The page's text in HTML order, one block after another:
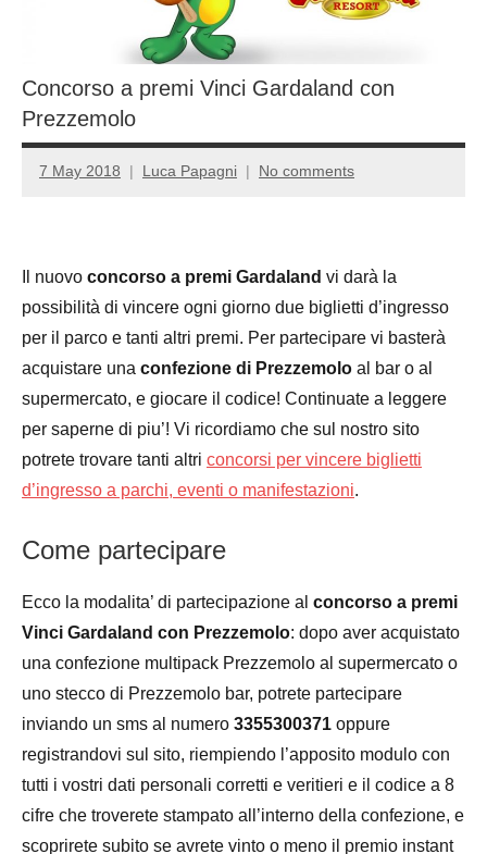
Concorso a premi Vinci Gardaland con
Prezzemolo
7 May 2018 Luca Papagni No comments
Il nuovo concorso a premi Gardaland vi darà la
possibilità di vincere ogni giorno due biglietti d’ingresso
per il parco e tanti altri premi. Per partecipare vi basterà
acquistare una confezione di Prezzemolo al bar o al
supermercato, e giocare il codice! Continuate a leggere
per saperne di piu’! Vi ricordiamo che sul nostro sito
potrete trovare tanti altri concorsi per vincere biglietti
d’ingresso a parchi, eventi o manifestazioni.
Come partecipare
Ecco la modalita’ di partecipazione al concorso a premi
Vinci Gardaland con Prezzemolo: dopo aver acquistato
una confezione multipack Prezzemolo al supermercato o
uno stecco di Prezzemolo bar, potrete partecipare
inviando un sms al numero 3355300371 oppure
registrandovi sul sito, riempiendo l’apposito modulo con
tutti i vostri dati personali corretti e veritieri e il codice a 8
cifre che troverete stampato all’interno della confezione, e
scoprirete subito se avrete vinto o meno il premio instant